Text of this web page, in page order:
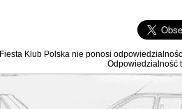
Fiesta Klub Polska nie ponosi
Odpowiedzialność